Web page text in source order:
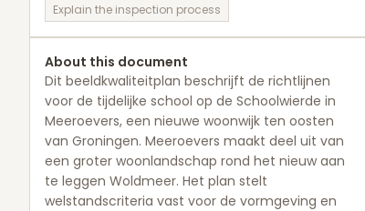
Explain the inspection process
About this document
Dit beeldkwaliteitplan beschrijft de richtlijnen
voor de tijdelijke school op de Schoolwierde in
Meeroevers, een nieuwe woonwijk ten oosten
van Groningen. Meeroevers maakt deel uit van
een groter woonlandschap rond het nieuw aan
te leggen Woldmeer. Het plan stelt
welstandscriteria vast voor de vormgeving en